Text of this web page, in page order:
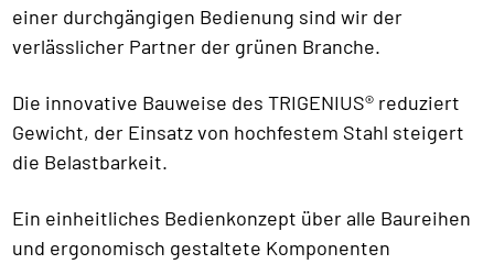
einer durchgängigen Bedienung sind wir der
verlässlicher Partner der grünen Branche.
Die innovative Bauweise des TRIGENIUS® reduziert
Gewicht, der Einsatz von hochfestem Stahl steigert
die Belastbarkeit.
Ein einheitliches Bedienkonzept über alle Baureihen
und ergonomisch gestaltete Komponenten